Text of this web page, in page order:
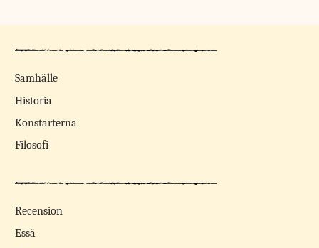
Samhälle
Historia
Konstarterna
Filosofi
Recension
Essä